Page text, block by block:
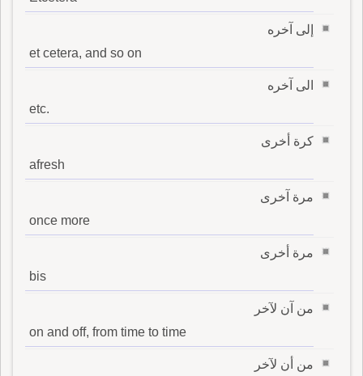
إلى آخره
et cetera, and so on
الى آخره
etc.
كرة أخرى
afresh
مرة آخرى
once more
مرة أخرى
bis
من آن لآخر
on and off, from time to time
من أن لآخر